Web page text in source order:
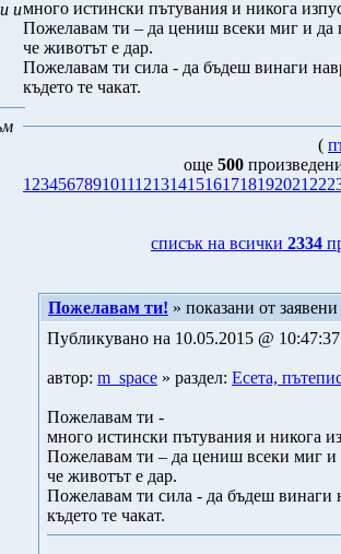
имного истински пътувания и никога
Пожелавам ти – да цениш всеки миг и
че животът е дар.
Пожелавам ти сила - да бъдеш винаги
където те чакат.
(
още 500
1 23456789101112131415161718192021 22
списък на всички 2334
Пожелавам ти! » показани от заявени
Публикувано на 10.05.2015 @
автор: m_space » раздел: Есета,
Пожелавам ти -
много истински пътувания и никога
Пожелавам ти – да цениш всеки миг
че животът е дар.
Пожелавам ти сила - да бъдеш винаги
където те чакат.